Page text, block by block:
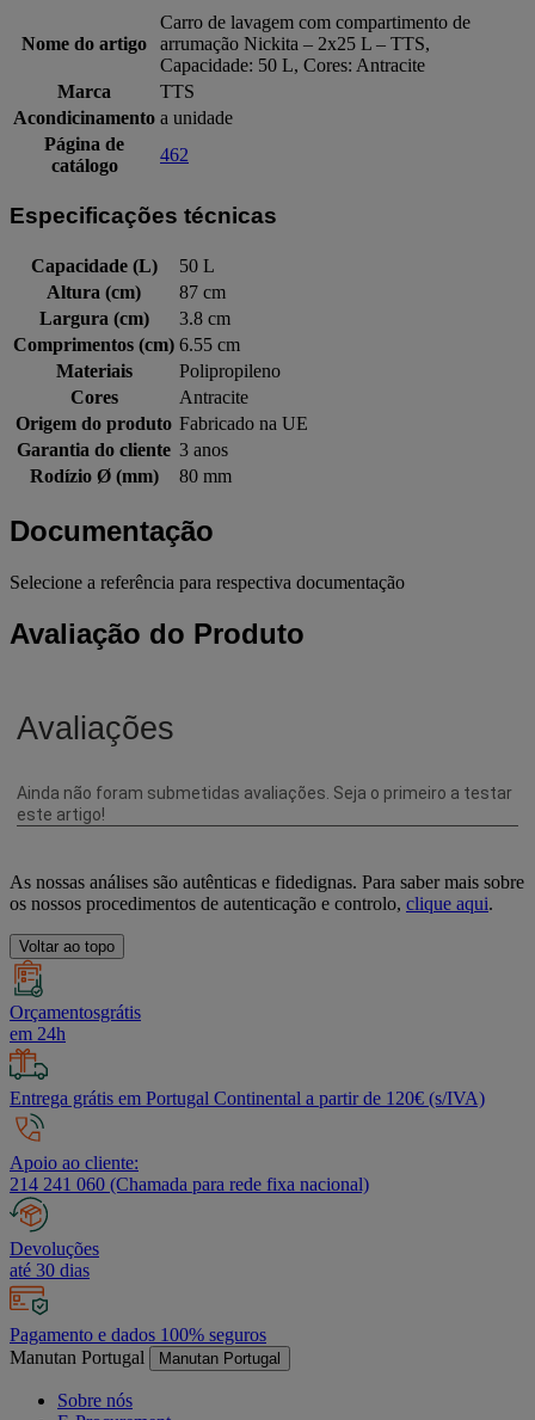
Nome do artigo
Carro de lavagem com compartimento de
arrumação Nickita – 2x25 L – TTS,
Capacidade: 50 L, Cores: Antracite
Marca
TTS
Acondicinamento a unidade
Página de
catálogo
462
Especificações técnicas
Capacidade (L)
50 L
Altura (cm)
87 cm
Largura (cm)
3.8 cm
Comprimentos (cm) 6.55 cm
Materiais
Polipropileno
Cores
Antracite
Origem do produto Fabricado na UE
Garantia do cliente 3 anos
Rodízio Ø (mm)
80 mm
Documentação
Selecione a referência para respectiva documentação
Avaliação do Produto
As nossas análises são autênticas e fidedignas. Para saber mais sobre
os nossos procedimentos de autenticação e controlo, clique aqui.
Voltar ao topo
Orçamentosgrátis
em 24h
Entrega grátis em Portugal Continental a partir de 120€ (s/IVA)
Apoio ao cliente:
214 241 060 (Chamada para rede fixa nacional)
Devoluções
até 30 dias
Pagamento e dados 100% seguros
Manutan Portugal
Manutan Portugal
Sobre nós